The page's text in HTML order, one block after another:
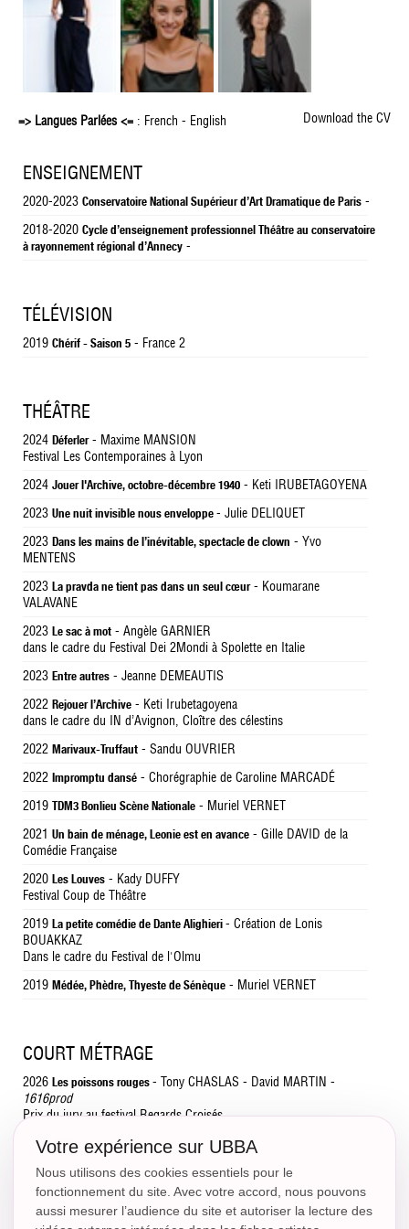
=> Langues Parlées <= : French - English Download the CV
ENSEIGNEMENT
2020-2023 Conservatoire National Supérieur d’Art Dramatique de Paris -
2018-2020 Cycle d’enseignement professionnel Théâtre au conservatoire
à rayonnement régional d’Annecy -
TÉLÉVISION
2019 Chérif - Saison 5 - France 2
THÉÂTRE
2024 Déferler- Maxime MANSION
Festival Les Contemporaines à Lyon
2024 Jouer l'Archive, octobre-décembre 1940 - Keti IRUBETAGOYENA
2023 Une nuit invisible nous enveloppe - Julie DELIQUET
2023 Dans les mains de l’inévitable, spectacle de clown - Yvo
MENTENS
2023
La pravda ne tient pas dans un seul cœur- Koumarane
VALAVANE
2023
Le sac à mot - Angèle GARNIER
dans le cadre du Festival Dei 2Mondi à Spolette en Italie
2023 Entre autres - Jeanne DEMEAUTIS
2022 Rejouer l’Archive - Keti Irubetagoyena
dans le cadre du IN d’Avignon, Cloître des célestins
2022 Marivaux-Truffaut - Sandu OUVRIER
2022 Impromptu dansé - Chorégraphie de Caroline MARCADÉ
2019 TDM3 Bonlieu Scène Nationale - Muriel VERNET
2021 Un bain de ménage, Leonie est en avance - Gille DAVID de la
Comédie Française
2020
Les Louves - Kady DUFFY
Festival Coup de Théâtre
2019
La petite comédie de Dante Alighieri - Création de Lonis
BOUAKKAZ
Dans le cadre du Festival de l'Olmu
2019 Médée, Phèdre, Thyeste de Sénèque - Muriel VERNET
COURT MÉTRAGE
2026 Les poissons rouges - Tony CHASLAS - David MARTIN -
1616prod
Prix du jury au festival Regards Croisés
2022White spirit- Anne-Sophie NANKI -Yukunkun productions /
2022Refuge 113- Noémie LOBRY -La FEMIS
2021Océan de béton - Tiffany LEBOUGEANT
Votre expérience sur UBBA
Nous utilisons des cookies essentiels pour le
fonctionnement du site. Avec votre accord, nous pouvons
aussi mesurer l’audience du site et autoriser la lecture des